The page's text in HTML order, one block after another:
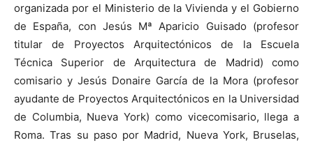
organizada por el Ministerio de la Vivienda y el Gobierno
de España, con Jesús Mª Aparicio Guisado (profesor
titular de Proyectos Arquitectónicos de la Escuela
Técnica Superior de Arquitectura de Madrid) como
comisario y Jesús Donaire García de la Mora (profesor
ayudante de Proyectos Arquitectónicos en la Universidad
de Columbia, Nueva York) como vicecomisario, llega a
Roma. Tras su paso por Madrid, Nueva York, Bruselas,